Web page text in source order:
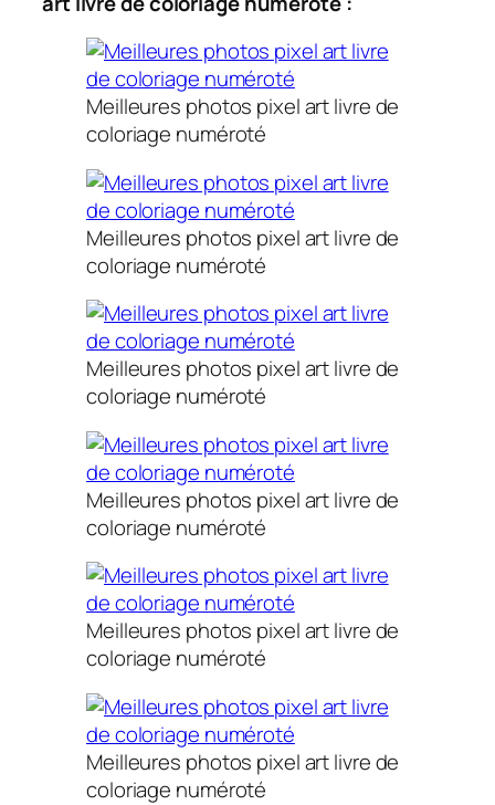
Meilleures photos pixel art livre de
coloriage numéroté
Meilleures photos pixel art livre de
coloriage numéroté
Meilleures photos pixel art livre de
coloriage numéroté
Meilleures photos pixel art livre de
coloriage numéroté
Meilleures photos pixel art livre de
coloriage numéroté
Meilleures photos pixel art livre de
coloriage numéroté